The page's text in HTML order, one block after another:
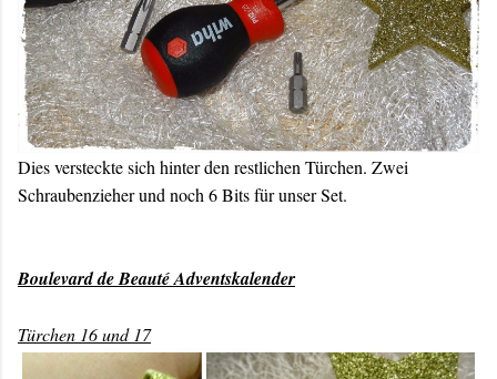
Dies versteckte sich hinter den restlichen Türchen. Zwei
Schraubenzieher und noch 6 Bits für unser Set.
Boulevard de Beauté Adventskalender
Türchen 16 und 17